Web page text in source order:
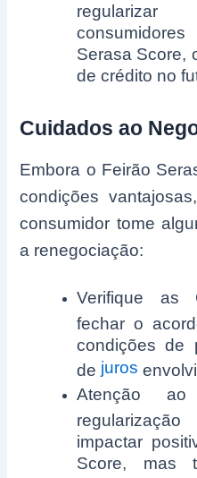
Serasa Score,
de crédito no
Cuidados ao
Embora o Feirão
condições
consumidor tome
a renegociação:
Verifique as
fechar o
condições de
de juros
Atenção
impactar
Score, mas